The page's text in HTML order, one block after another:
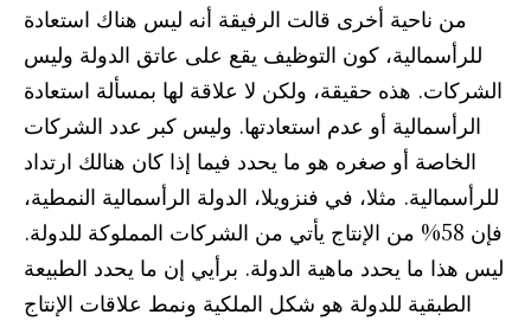
من ناحية أخرى قالت الرفيقة أنه ليس هناك استعادة
للرأسمالية، كون التوظيف يقع على عاتق الدولة وليس
الشركات. هذه حقيقة، ولكن لا علاقة لها بمسألة استعادة
الرأسمالية أو عدم استعادتها. وليس كبر عدد الشركات
الخاصة أو صغره هو ما يحدد فيما إذا كان هنالك ارتداد
للرأسمالية. مثلا، في فنزويلا، الدولة الرأسمالية النمطية،
فإن 58% من الإنتاج يأتي من الشركات المملوكة للدولة.
ليس هذا ما يحدد ماهية الدولة. برأيي إن ما يحدد الطبيعة
الطبقية للدولة هو شكل الملكية ونمط علاقات الإنتاج